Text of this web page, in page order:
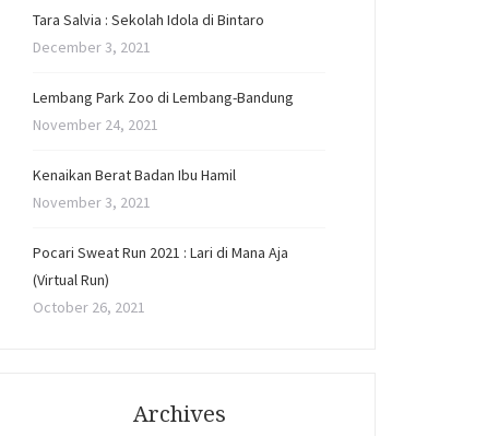
Tara Salvia : Sekolah Idola di Bintaro
December 3, 2021
Lembang Park Zoo di Lembang-Bandung
November 24, 2021
Kenaikan Berat Badan Ibu Hamil
November 3, 2021
Pocari Sweat Run 2021 : Lari di Mana Aja
(Virtual Run)
October 26, 2021
Archives